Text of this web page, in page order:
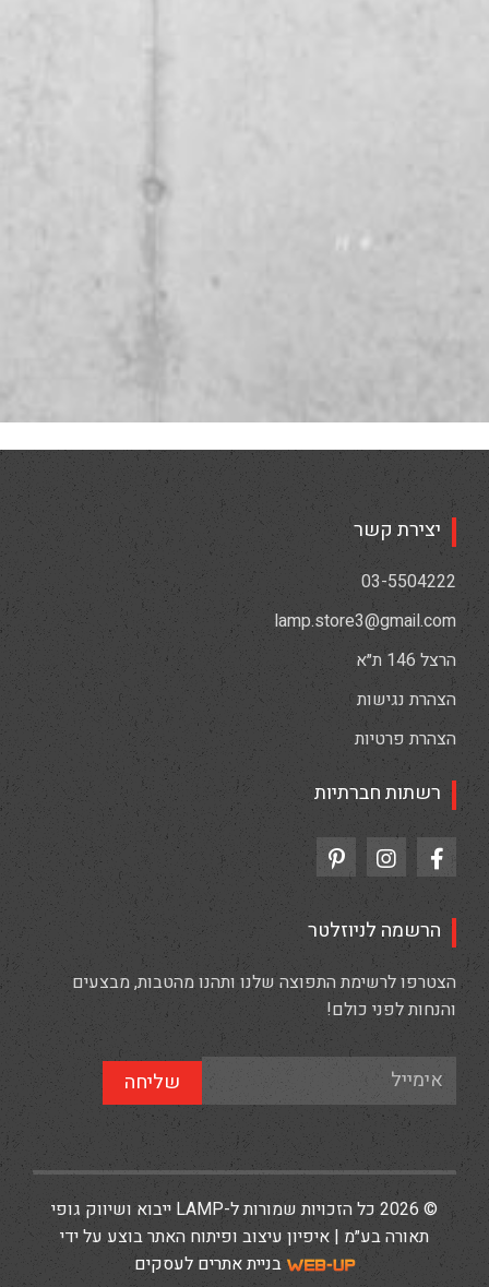
יצירת קשר
03-5504222
lamp.store3@gmail.com
הרצל 146 ת״א
הצהרת נגישות
הצהרת פרטיות
רשתות חברתיות
הרשמה לניוזלטר
הצטרפו לרשימת התפוצה שלנו ותהנו מהטבות, מבצעים
והנחות לפני כולם!
שליחה
© 2026 כל הזכויות שמורות ל-LAMP ייבוא ושיווק גופי
תאורה בע״מ | איפיון עיצוב ופיתוח האתר בוצע על ידי
בניית אתרים לעסקים